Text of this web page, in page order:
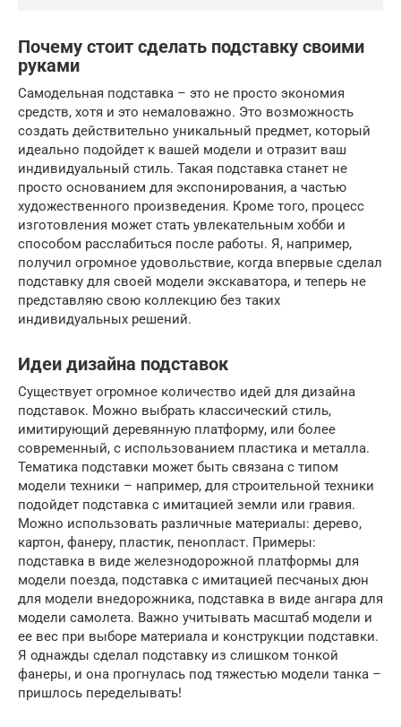
Почему стоит сделать подставку своими
руками
Самодельная подставка – это не просто экономия
средств, хотя и это немаловажно. Это возможность
создать действительно уникальный предмет, который
идеально подойдет к вашей модели и отразит ваш
индивидуальный стиль. Такая подставка станет не
просто основанием для экспонирования, а частью
художественного произведения. Кроме того, процесс
изготовления может стать увлекательным хобби и
способом расслабиться после работы. Я, например,
получил огромное удовольствие, когда впервые сделал
подставку для своей модели экскаватора, и теперь не
представляю свою коллекцию без таких
индивидуальных решений.
Идеи дизайна подставок
Существует огромное количество идей для дизайна
подставок. Можно выбрать классический стиль,
имитирующий деревянную платформу, или более
современный, с использованием пластика и металла.
Тематика подставки может быть связана с типом
модели техники – например, для строительной техники
подойдет подставка с имитацией земли или гравия.
Можно использовать различные материалы: дерево,
картон, фанеру, пластик, пенопласт. Примеры:
подставка в виде железнодорожной платформы для
модели поезда, подставка с имитацией песчаных дюн
для модели внедорожника, подставка в виде ангара для
модели самолета. Важно учитывать масштаб модели и
ее вес при выборе материала и конструкции подставки.
Я однажды сделал подставку из слишком тонкой
фанеры, и она прогнулась под тяжестью модели танка –
пришлось переделывать!